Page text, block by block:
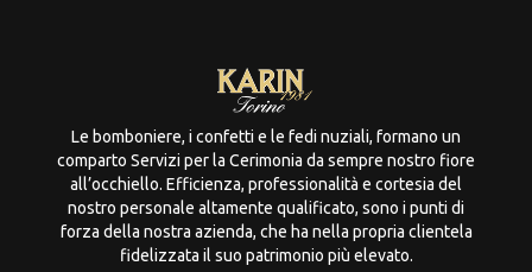
Le bomboniere, i confetti e le fedi nuziali, formano un
comparto Servizi per la Cerimonia da sempre nostro fiore
all’occhiello. Efficienza, professionalità e cortesia del
nostro personale altamente qualificato, sono i punti di
forza della nostra azienda, che ha nella propria clientela
fidelizzata il suo patrimonio più elevato.